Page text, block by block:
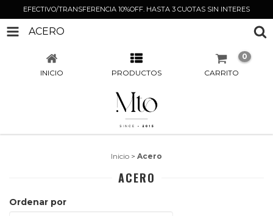
EFECTIVO/TRANSFERENCIA 10%OFF. HASTA 3 CUOTAS SIN INTERES
ACERO
INICIO PRODUCTOS CARRITO
0
Inicio > Acero
ACERO
Ordenar por